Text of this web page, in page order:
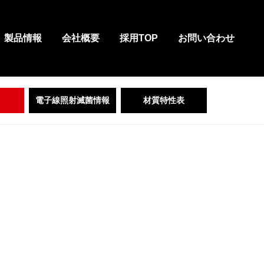
製品情報 会社概要 採用TOP お問い合わせ
電子線照射滅菌情報 材質特性表